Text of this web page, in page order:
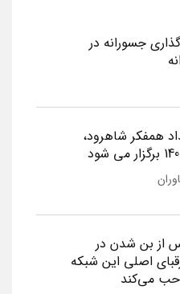
جسورانه در
همفکر شاهرود،
از بن شدن در
اصلی این شبکه
می‌کند